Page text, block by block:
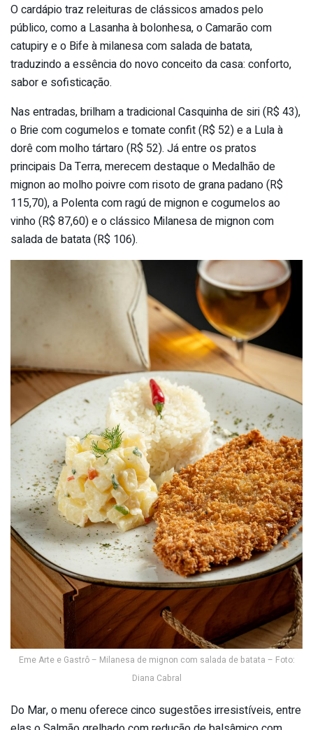
O cardápio traz releituras de clássicos amados pelo
público, como a Lasanha à bolonhesa, o Camarão com
catupiry e o Bife à milanesa com salada de batata,
traduzindo a essência do novo conceito da casa: conforto,
sabor e sofisticação.
Nas entradas, brilham a tradicional Casquinha de siri (R$ 43),
o Brie com cogumelos e tomate confit (R$ 52) e a Lula à
dorê com molho tártaro (R$ 52). Já entre os pratos
principais Da Terra, merecem destaque o Medalhão de
mignon ao molho poivre com risoto de grana padano (R$
115,70), a Polenta com ragú de mignon e cogumelos ao
vinho (R$ 87,60) e o clássico Milanesa de mignon com
salada de batata (R$ 106).
Eme Arte e Gastrô – Milanesa de mignon com salada de batata – Foto:
Diana Cabral
Do Mar, o menu oferece cinco sugestões irresistíveis, entre